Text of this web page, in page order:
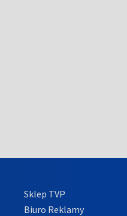
Sklep TVP
Biuro Reklamy